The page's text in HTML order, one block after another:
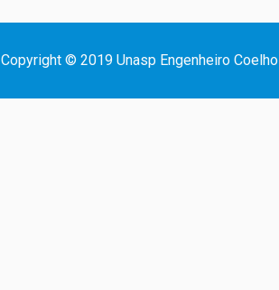
Copyright © 2019 Unasp Engenheiro Coelho